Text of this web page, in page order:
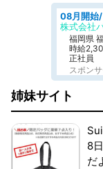
株式会社
福岡県
時給
正社員
スポン
姉妹サイト
8
だ